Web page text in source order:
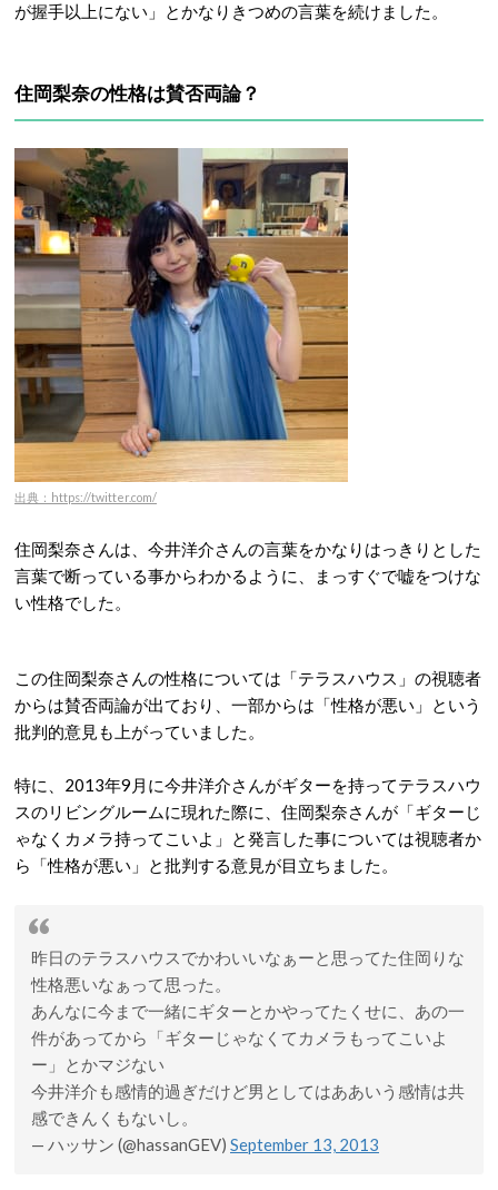
が握手以上にない」とかなりきつめの言葉を続けました。
住岡梨奈の性格は賛否両論？
出典：https://twitter.com/
住岡梨奈さんは、今井洋介さんの言葉をかなりはっきりとした
言葉で断っている事からわかるように、まっすぐで嘘をつけな
い性格でした。
この住岡梨奈さんの性格については「テラスハウス」の視聴者
からは賛否両論が出ており、一部からは「性格が悪い」という
批判的意見も上がっていました。
特に、2013年9月に今井洋介さんがギターを持ってテラスハウ
スのリビングルームに現れた際に、住岡梨奈さんが「ギターじ
ゃなくカメラ持ってこいよ」と発言した事については視聴者か
ら「性格が悪い」と批判する意見が目立ちました。
昨日のテラスハウスでかわいいなぁーと思ってた住岡りな
性格悪いなぁって思った。
あんなに今まで一緒にギターとかやってたくせに、あの一
件があってから「ギターじゃなくてカメラもってこいよ
ー」とかマジない
今井洋介も感情的過ぎだけど男としてはああいう感情は共
感できんくもないし。
— ハッサン (@hassanGEV) September 13, 2013